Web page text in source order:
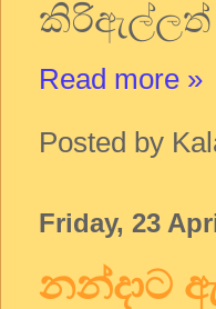
කිරිඇල්ලත්
Read more »
Posted by
Friday, 23
නන්දාට